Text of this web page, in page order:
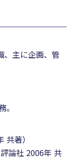
、主に企画、管
著）
論社 2006年 共